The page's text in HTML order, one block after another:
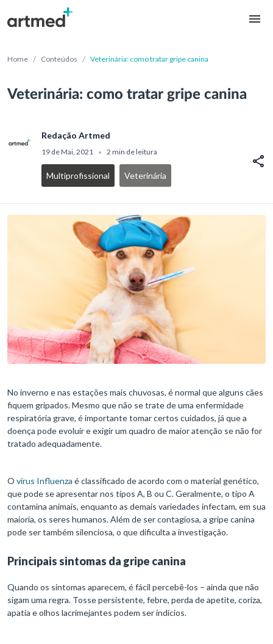
Home / Conteúdos / Veterinária: como tratar gripe canina
Veterinária: como tratar gripe canina
Redação Artmed
19 de Mai, 2021 • 2 min de leitura
Multiprofissional Veterinária
No inverno e nas estações mais chuvosas, é normal que alguns cães
fiquem gripados. Mesmo que não se trate de uma enfermidade
respiratória grave, é importante tomar certos cuidados, já que a
doença pode evoluir e exigir um quadro de maior atenção se não for
tratado adequadamente.
O vírus Influenza é classificado de acordo com o material genético,
que pode se apresentar nos tipos A, B ou C. Geralmente, o tipo A
contamina animais, enquanto as demais variedades infectam, em sua
maioria, os seres humanos. Além de ser contagiosa, a gripe canina
pode ser também silenciosa, o que dificulta a investigação.
Principais sintomas da gripe canina
Quando os sintomas aparecem, é fácil percebê-los – ainda que não
sigam uma regra. Tosse persistente, febre, perda de apetite, coriza,
apatia e olhos lacrimejantes podem ser indícios.